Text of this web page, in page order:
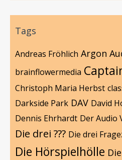
Tags
Andreas Fröhlich Argon
brainflowermedia
Christoph Maria Herbst
Darkside Park DAV David
Dennis Ehrhardt Der Audio
Die drei ??? Die drei
Die Hörspielhölle